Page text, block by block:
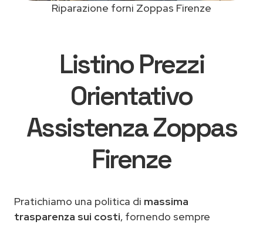
Riparazione forni Zoppas Firenze
Listino Prezzi
Orientativo
Assistenza Zoppas
Firenze
Pratichiamo una politica di massima
trasparenza sui costi, fornendo sempre